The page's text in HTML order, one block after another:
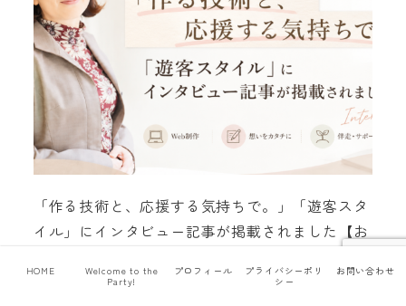
「作る技術と、応援する気持ちで。」「遊客スタ
イル」にインタビュー記事が掲載されました【お
仕事
HOME
Welcome to the
Party!
プロフィール
プライバシーポリ
シー
お問い合わせ